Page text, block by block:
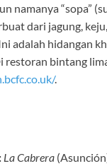
namanya “sopa”
dari jagung,
adalah hidangan
restoran bintang
.
La Cabrera